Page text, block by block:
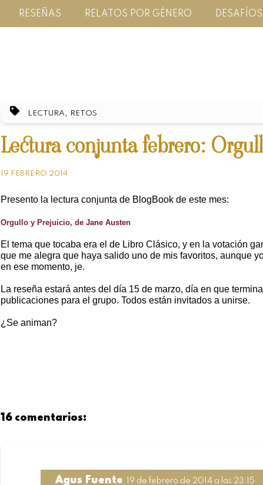
RESEÑAS RELATOS POR GÉNERO
LECTURA , RETOS
Lectura conjunta febrero:
19 FEBRERO 2014
Presento la lectura conjunta de BlogBook de este mes:
Orgullo y Prejuicio, de Jane Austen
El tema que tocaba era el de Libro Clásico, y en la votación
que me alegra que haya salido uno de mis favoritos, aunque
en ese momento, je.
La reseña estará antes del día 15 de marzo, día en que
publicaciones para el grupo. Todos están invitados a unirse.
¿Se animan?
16 comentarios:
Agus Fuente 19 de febrero de 2014 a las 23:15